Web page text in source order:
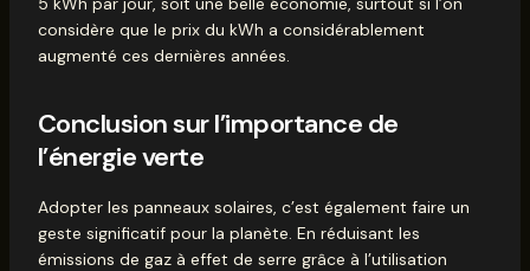
considère que le prix du kWh a considérablement
augmenté ces dernières années.
Conclusion sur l’importance de
l’énergie verte
Adopter les panneaux solaires, c’est également faire un
geste significatif pour la planète. En réduisant les
émissions de gaz à effet de serre grâce à l’utilisation